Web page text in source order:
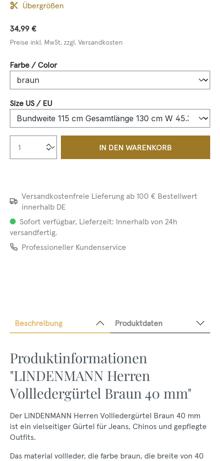
Übergrößen
34,99 €
Preise inkl. MwSt. zzgl. Versandkosten
Farbe / Colorauswählen
Size US / EUauswählen
Produkt Anzahl: Gib den
IN DEN WARENKORB
Versandkostenfreie Lieferung ab 100 € Bestellwert
innerhalb DE
Sofort verfügbar, Lieferzeit: Innerhalb von 24h
versandfertig.
Professioneller Kundenservice
Beschreibung Produktdaten
Produktinformationen
"LINDENMANN Herren
Vollledergürtel Braun 40 mm"
Der LINDENMANN Herren Vollledergürtel Braun 40 mm
ist ein vielseitiger Gürtel für Jeans, Chinos und gepflegte
Outfits.
Das material vollleder, die farbe braun, die breite von 40